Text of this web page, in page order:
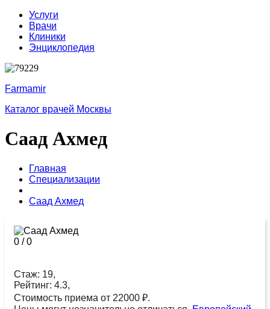
Услуги
Врачи
Клиники
Энциклопедия
Farmamir
Каталог врачей Москвы
Саад Ахмед
Главная
Специализации
Саад Ахмед
0 /0
Стаж: 19,
Рейтинг: 4.3,
Стоимость приема от 22000 ₽.